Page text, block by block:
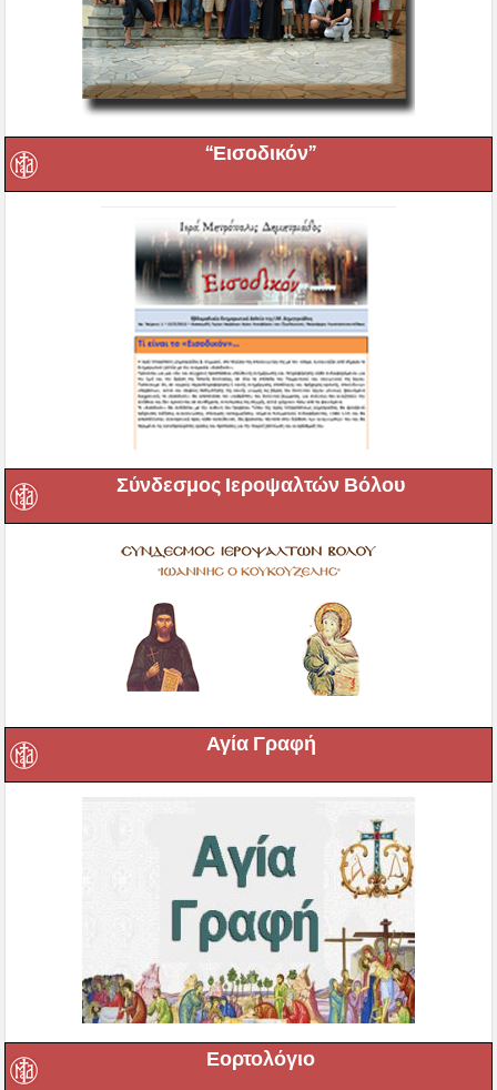
“Εισοδικόν”
Σύνδεσμος Ιεροψαλτών Βόλου
Αγία Γραφή
Εορτολόγιο